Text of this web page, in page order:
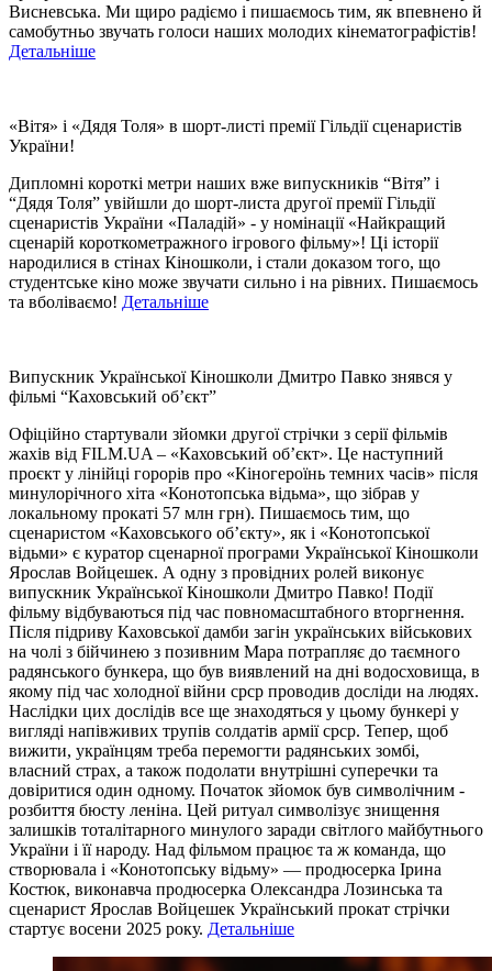
Висневська. Ми щиро радіємо і пишаємось тим, як впевнено й
самобутньо звучать голоси наших молодих кінематографістів!
Детальніше
«Вітя» і «Дядя Толя» в шорт-листі премії Гільдії сценаристів
України!
Дипломні короткі метри наших вже випускників “Вітя” і
“Дядя Толя” увійшли до шорт-листа другої премії Гільдії
сценаристів України «Паладій» - у номінації «Найкращий
сценарій короткометражного ігрового фільму»! Ці історії
народилися в стінах Кіношколи, і стали доказом того, що
студентське кіно може звучати сильно і на рівних. Пишаємось
та вболіваємо! Детальніше
Випускник Української Кіношколи Дмитро Павко знявся у
фільмі “Каховський об’єкт”
Офіційно стартували зйомки другої стрічки з серії фільмів
жахів від FILM.UA – «Каховський обʼєкт». Це наступний
проєкт у лінійці горорів про «Кіногероїнь темних часів» після
минулорічного хіта «Конотопська відьма», що зібрав у
локальному прокаті 57 млн грн). Пишаємось тим, що
сценаристом «Каховського об’єкту», як і «Конотопської
відьми» є куратор сценарної програми Української Кіношколи
Ярослав Войцешек. А одну з провідних ролей виконує
випускник Української Кіношколи Дмитро Павко! Події
фільму відбуваються під час повномасштабного вторгнення.
Після підриву Каховської дамби загін українських військових
на чолі з бійчинею з позивним Мара потрапляє до таємного
радянського бункера, що був виявлений на дні водосховища, в
якому під час холодної війни срср проводив досліди на людях.
Наслідки цих дослідів все ще знаходяться у цьому бункері у
вигляді напівживих трупів солдатів армії срср. Тепер, щоб
вижити, українцям треба перемогти радянських зомбі,
власний страх, а також подолати внутрішні суперечки та
довіритися один одному. Початок зйомок був символічним -
розбиття бюсту леніна. Цей ритуал символізує знищення
залишків тоталітарного минулого заради світлого майбутнього
України і її народу. Над фільмом працює та ж команда, що
створювала і «Конотопську відьму» — продюсерка Ірина
Костюк, виконавча продюсерка Олександра Лозинська та
сценарист Ярослав Войцешек Український прокат стрічки
стартує восени 2025 року. Детальніше